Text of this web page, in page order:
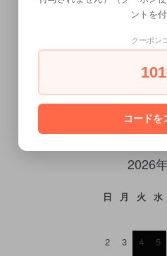
カレン
2026
日 月 火 水
2
3 4 5
ントを付
クーポン
コードを